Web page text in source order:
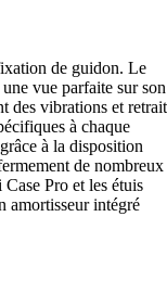
de guidon. Le
vue parfaite sur son
des vibrations et retrait
à chaque
à la disposition
de nombreux
Pro et les étuis
amortisseur intégré